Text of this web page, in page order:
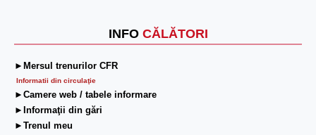
INFO CĂLĂTORI
►Mersul trenurilor CFR
Informatii din circulaţie
►Camere web / tabele informare
►Informaţii din gări
►Trenul meu